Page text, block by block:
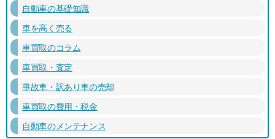
自動車の基礎知識
車を高く売る
車買取のコラム
車買取・査定
事故車・訳あり車の売却
車買取の費用・税金
自動車のメンテナンス